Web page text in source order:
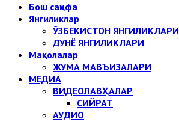
Бош саҳифа
Янгиликлар
ЎЗБЕКИСТОН ЯНГИЛИКЛАРИ
ДУНЁ ЯНГИЛИКЛАРИ
Мақолалар
ЖУМА МАВЪИЗАЛАРИ
МЕДИА
ВИДЕОЛАВҲАЛАР
СИЙРАТ
АУДИО